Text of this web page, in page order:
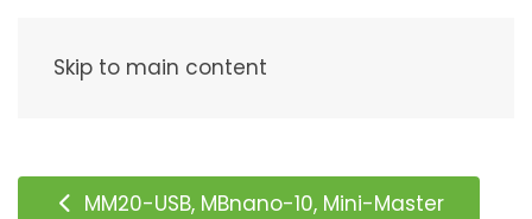
Skip to main content
MM20-USB, MBnano-10, Mini-Master